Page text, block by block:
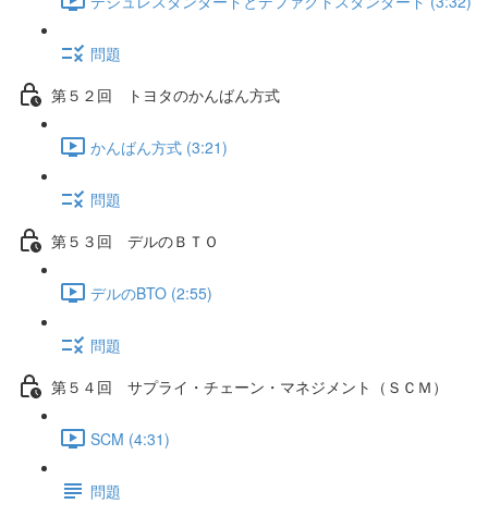
問題
第５２回 トヨタのかんばん方式
かんばん方式 (3:21)
問題
第５３回 デルのＢＴＯ
デルのBTO (2:55)
問題
第５４回 サプライ・チェーン・マネジメント（ＳＣＭ）
SCM (4:31)
問題